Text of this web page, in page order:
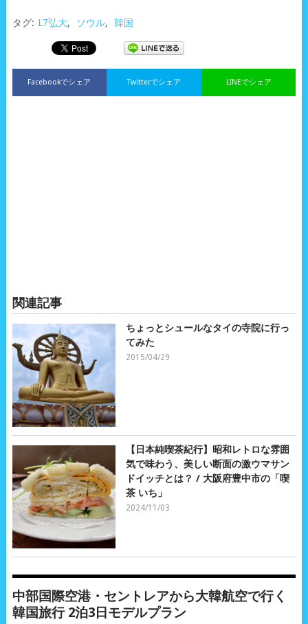
タグ: L7弘大, ソウル, 韓国
Facebookでシェア LINEでシェア
Twitterでシェア
関連記事
ちょっとシュールなタイの寺院に行っ
てみた
2015/04/29
【日本純喫茶紀行】昭和レトロな雰囲
気で味わう、美しい断面の激ウマサン
ドイッチとは？ / 大阪府豊中市の「喫
茶 いち」
2024/11/03
中部国際空港・セントレアから大韓航空で行く
韓国旅行 2泊3日モデルプラン